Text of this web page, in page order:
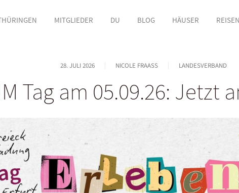
MITGLIEDER DU BLOG HÄUSER REISEN
28. JULI 2026 NICOLE FRAASS LANDESVERBAND
Tag am 05.09.26: Jetzt